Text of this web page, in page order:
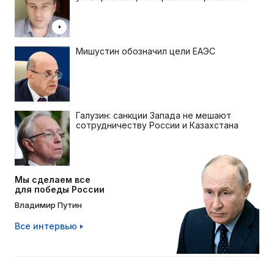
Мишустин обозначил цели ЕАЭС
Галузин: санкции Запада не мешают
сотрудничеству России и Казахстана
Мы сделаем все
для победы России
Владимир Путин
Все интервью